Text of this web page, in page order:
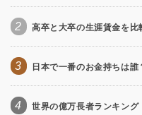
2 高卒と大卒の生涯賃金を比
3 日本で一番のお金持ちは誰
4 世界の億万長者ランキング